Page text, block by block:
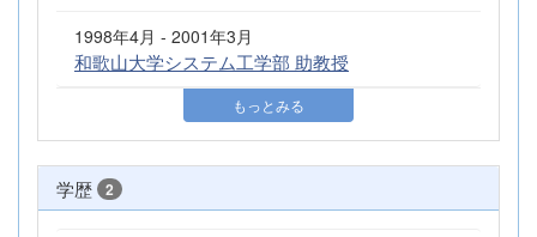
1998年4月 - 2001年3月
和歌山大学システム工学部 助教授
もっとみる
学歴 2